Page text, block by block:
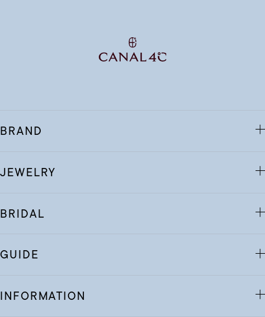
BRAND
JEWELRY
BRIDAL
GUIDE
INFORMATION